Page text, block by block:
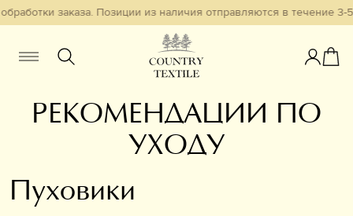
Позиции из наличия отправляются в течение 3-5
ЖенщинамМужчинам Детям
РЕКОМЕНДАЦИИ ПО
УХОДУ
Пуховики